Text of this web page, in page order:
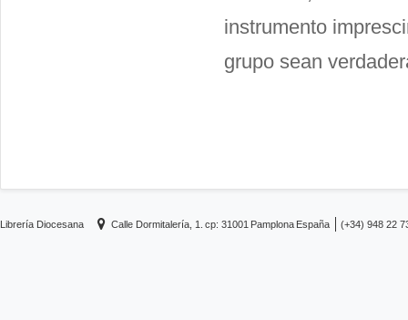
instrumento
grupo sean
Librería Diocesana Calle Dormitalería, 1. cp: 31001 Pamplona España (+34) 948 22